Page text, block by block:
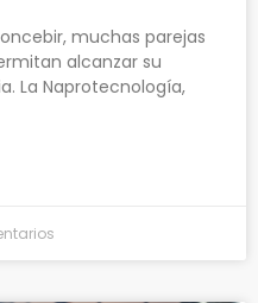
muchas parejas
alcanzar su
La Naprotecnología,